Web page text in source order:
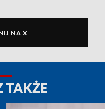
NA X
TAKŻE